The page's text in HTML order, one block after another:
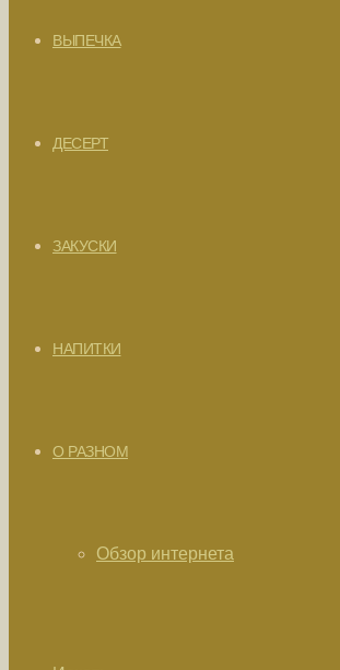
ВЫПЕЧКА
ДЕСЕРТ
ЗАКУСКИ
НАПИТКИ
О РАЗНОМ
Обзор интернета